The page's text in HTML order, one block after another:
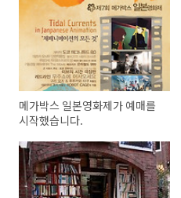
메가박스 일본영화제가 예매를
시작했습니다.